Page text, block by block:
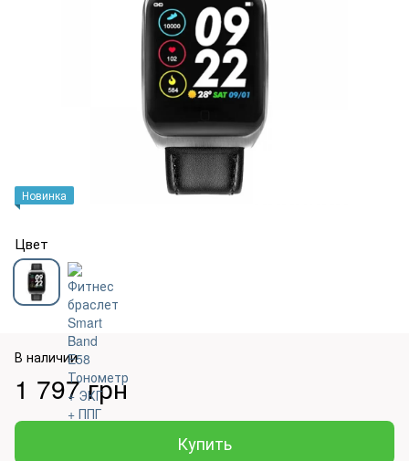
Новинка
Цвет
В наличии
1 797 грн
Купить